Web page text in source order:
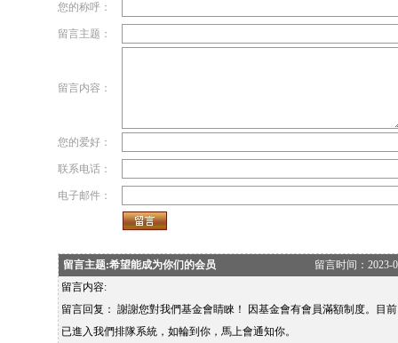
您的称呼：
留言主题：
留言内容：
您的爱好：
联系电话：
电子邮件：
留言主题:希望能成为你们的会员
留言时间：2023-
留言内容:
留言回复： 謝謝您對我們基金會睛睞！ 因基金會有會員滿額制度。目
已進入我們排隊系統，如輪到你，馬上會通知你。